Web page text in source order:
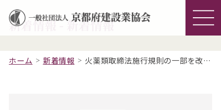
新着情報 - 新着情報
ホーム 新着情報 火薬類取締法施行規則の一部を改正する省令等に対する意見募集について